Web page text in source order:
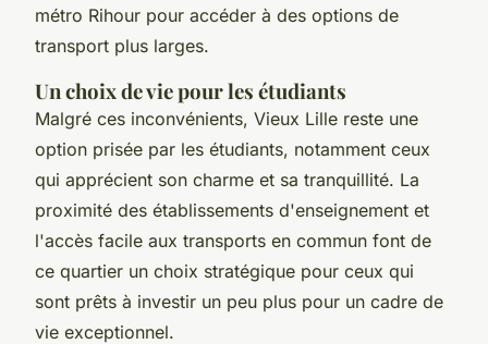
métro Rihour pour accéder à des options de
transport plus larges.
Un choix de vie pour les étudiants
Malgré ces inconvénients, Vieux Lille reste une
option prisée par les étudiants, notamment ceux
qui apprécient son charme et sa tranquillité. La
proximité des établissements d'enseignement et
l'accès facile aux transports en commun font de
ce quartier un choix stratégique pour ceux qui
sont prêts à investir un peu plus pour un cadre de
vie exceptionnel.